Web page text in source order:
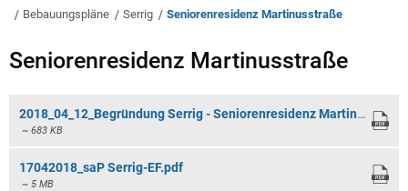
Bebauungspläne
Serrig Seniorenresidenz Martinusstraße
Seniorenresidenz
Seniorenresidenz Martinusstraße
2018_04_12_Begründung Serrig - Seniorenresidenz Martinusstraße.pdf
~ 683 KB
17042018_saP Serrig-EF.pdf
~ 5 MB